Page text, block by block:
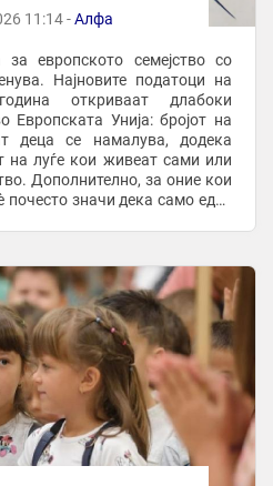
11:14 -Алфа
за европското семејство со
Најновите податоци на
откриваат длабоки
Европската Унија: бројот на
деца се намалува, додека
на луѓе кои живеат сами или
Дополнително, за оние кои
значи дека само еден